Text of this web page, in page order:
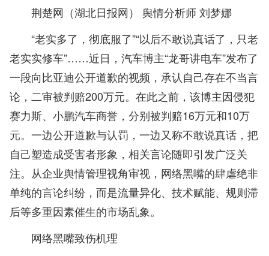
荆楚网（湖北日报网） 舆情分析师 刘梦娜
“老实多了，彻底服了”“以后不敢说真话了，只老
老实实修车”……近日，汽车博主“龙哥讲电车”发布了
一段向比亚迪公开道歉的视频，承认自己存在不当言
论，二审被判赔200万元。在此之前，该博主因侵犯
赛力斯、小鹏汽车商誉，分别被判赔16万元和10万
元。一边公开道歉与认罚，一边又称不敢说真话，把
自己塑造成受害者形象，相关言论随即引发广泛关
注。从企业舆情管理视角审视，网络黑嘴的肆虐绝非
单纯的言论纠纷，而是流量异化、技术赋能、规则滞
后等多重因素催生的市场乱象。
网络黑嘴致伤机理